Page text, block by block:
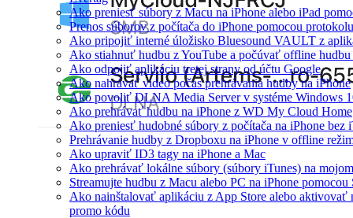
Ako preniesť súbory z Macu na iPhone alebo iPad
Prenos súborov z počítača do iPhone pomocou
Ako pripojiť interné úložisko Bluesound VAULT z
Ako stiahnuť hudbu z YouTube a počúvať offline hudbu
Ako odpojiť aplikáciu tretej strany od účtu Google
Ako nahrávať video počas prehrávania hudby na iPhone
Ako povoliť DLNA Media Server v systéme Windows
Ako prehrávať hudbu na iPhone z WD My Cloud Home
Ako preniesť hudobné súbory z počítača na iPhone
Prehrávanie hudby z Dropboxu na iPhone v offline
Ako upraviť ID3 tagy na iPhone a Mac
Ako prehrávať lokálne súbory (súbory iTunes) na
Streamujte hudbu z Macu alebo PC na iPhone
Ako nainštalovať aplikáciu z App Store alebo aktivovať
promo kódu